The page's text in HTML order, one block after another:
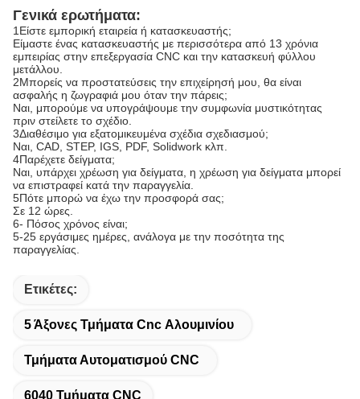
Γενικά ερωτήματα:
1Είστε εμπορική εταιρεία ή κατασκευαστής;
Είμαστε ένας κατασκευαστής με περισσότερα από 13 χρόνια
εμπειρίας στην επεξεργασία CNC και την κατασκευή φύλλου
μετάλλου.
2Μπορείς να προστατεύσεις την επιχείρησή μου, θα είναι
ασφαλής η ζωγραφιά μου όταν την πάρεις;
Ναι, μπορούμε να υπογράψουμε την συμφωνία μυστικότητας
πριν στείλετε το σχέδιο.
3Διαθέσιμο για εξατομικευμένα σχέδια σχεδιασμού;
Ναι, CAD, STEP, IGS, PDF, Solidwork κλπ.
4Παρέχετε δείγματα;
Ναι, υπάρχει χρέωση για δείγματα, η χρέωση για δείγματα μπορεί
να επιστραφεί κατά την παραγγελία.
5Πότε μπορώ να έχω την προσφορά σας;
Σε 12 ώρες.
6- Πόσος χρόνος είναι;
5-25 εργάσιμες ημέρες, ανάλογα με την ποσότητα της
παραγγελίας.
Ετικέτες:
5 Άξονες Τμήματα Cnc Αλουμινίου
Τμήματα Αυτοματισμού CNC
6040 Τμήματα CNC